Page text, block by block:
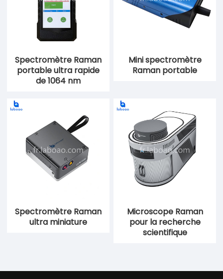
Spectromètre Raman
portable ultra rapide
de 1064 nm
Mini spectromètre
Raman portable
Spectromètre Raman
ultra miniature
Microscope Raman
pour la recherche
scientifique